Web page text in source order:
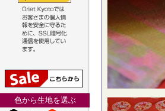
色から生地を選ぶ